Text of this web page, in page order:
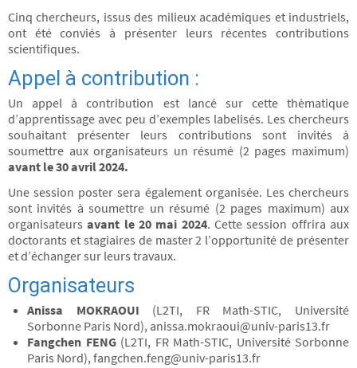
Cinq chercheurs, issus des milieux académiques et industriels,
ont été conviés à présenter leurs récentes contributions
scientifiques.
Appel à contribution :
Un appel à contribution est lancé sur cette thèmatique
d’apprentissage avec peu d’exemples labelisés. Les chercheurs
souhaitant présenter leurs contributions sont invités à
soumettre aux organisateurs un résumé (2 pages maximum)
avant le 30 avril 2024.
Une session poster sera également organisée. Les chercheurs
sont invités à soumettre un résumé (2 pages maximum) aux
organisateursavant le 20 mai 2024. Cette session offrira aux
doctorants et stagiaires de master 2 l’opportunité de présenter
et d’échanger sur leurs travaux.
Organisateurs
Anissa MOKRAOUI (L2TI, FR Math-STIC, Université
Sorbonne Paris Nord), anissa.mokraoui@univ-paris13.fr
Fangchen FENG (L2TI, FR Math-STIC, Université Sorbonne
Paris Nord), fangchen.feng@univ-paris13.fr